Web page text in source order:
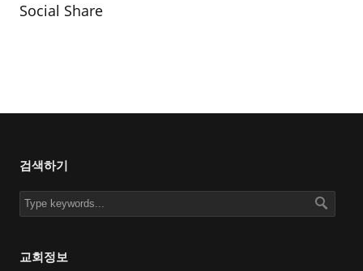
Social Share
검색하기
교회정보